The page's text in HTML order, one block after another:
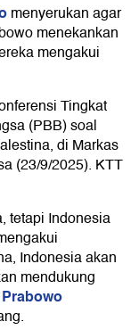
menyerukan agar
menekankan
mengakui
Tingkat
(PBB) soal
di Markas
(23/9/2025). KTT
tetapi Indonesia
Indonesia akan
mendukung
Prabowo